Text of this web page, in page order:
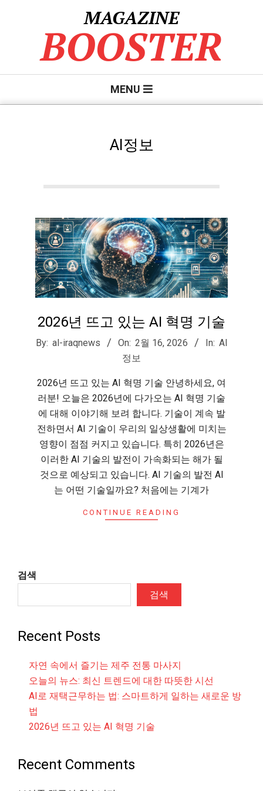
MAGAZINE
BOOSTER
MENU
AI정보
2026년 뜨고 있는 AI 혁명 기술
2026-
By: al-iraqnews On: 2월 16, 2026 In: AI
정보
2026년 뜨고 있는 AI 혁명 기술 안녕하세요, 여
러분! 오늘은 2026년에 다가오는 AI 혁명 기술
에 대해 이야기해 보려 합니다. 기술이 계속 발
전하면서 AI 기술이 우리의 일상생활에 미치는
영향이 점점 커지고 있습니다. 특히 2026년은
이러한 AI 기술의 발전이 가속화되는 해가 될
것으로 예상되고 있습니다. AI 기술의 발전 AI
는 어떤 기술일까요? 처음에는 기계가
CONTINUE READING
검색
검색
Recent Posts
자연 속에서 즐기는 제주 전통 마사지
오늘의 뉴스: 최신 트렌드에 대한 따뜻한 시선
AI로 재택근무하는 법: 스마트하게 일하는 새로운 방
법
2026년 뜨고 있는 AI 혁명 기술
Recent Comments